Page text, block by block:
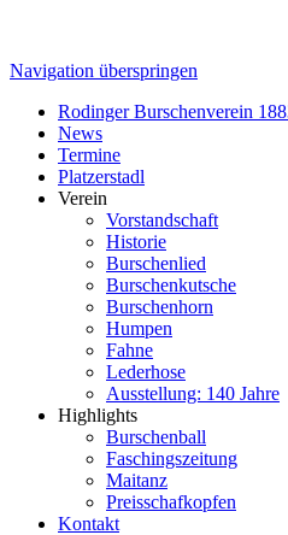
Navigation überspringen
Rodinger Burschenverein
News
Termine
Platzerstadl
Verein
Vorstandschaft
Historie
Burschenlied
Burschenkutsche
Burschenhorn
Humpen
Fahne
Lederhose
Ausstellung: 140 Jahre
Highlights
Burschenball
Faschingszeitung
Maitanz
Preisschafkopfen
Kontakt